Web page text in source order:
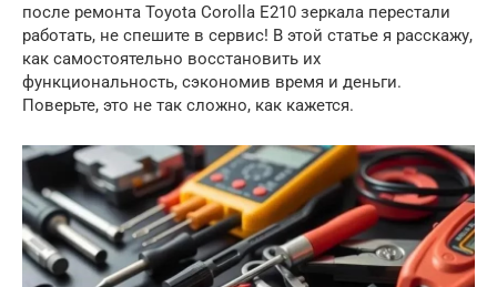
после ремонта Toyota Corolla E210 зеркала перестали
работать, не спешите в сервис! В этой статье я расскажу,
как самостоятельно восстановить их
функциональность, сэкономив время и деньги.
Поверьте, это не так сложно, как кажется.